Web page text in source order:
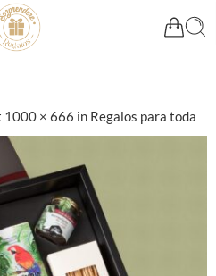
1000 × 666 in Regalos para toda